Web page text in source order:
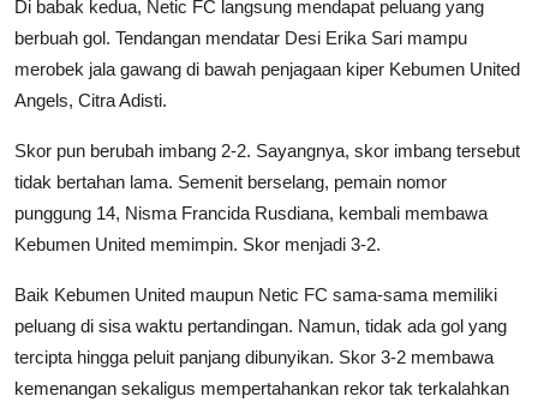
Di babak kedua, Netic FC langsung mendapat peluang yang
berbuah gol. Tendangan mendatar Desi Erika Sari mampu
merobek jala gawang di bawah penjagaan kiper Kebumen United
Angels, Citra Adisti.
Skor pun berubah imbang 2-2. Sayangnya, skor imbang tersebut
tidak bertahan lama. Semenit berselang, pemain nomor
punggung 14, Nisma Francida Rusdiana, kembali membawa
Kebumen United memimpin. Skor menjadi 3-2.
Baik Kebumen United maupun Netic FC sama-sama memiliki
peluang di sisa waktu pertandingan. Namun, tidak ada gol yang
tercipta hingga peluit panjang dibunyikan. Skor 3-2 membawa
kemenangan sekaligus mempertahankan rekor tak terkalahkan